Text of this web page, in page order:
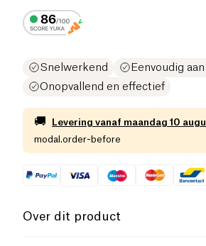
Snelwerkend
Eenvoudig
Onopvallend en effectief
🚚 Levering vanaf maandag 10
modal.order-before
Over dit product